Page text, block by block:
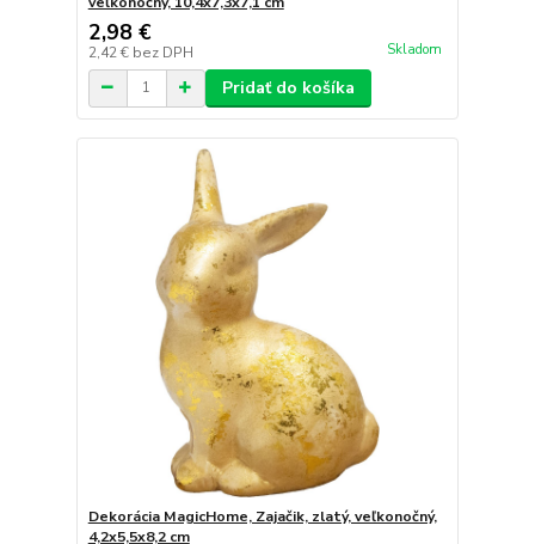
2,98 €
2,42 € bez DPH Skladom
Pridať do košíka
Dekorácia MagicHome, Zajačik, zlatý, veľkonočný,
4,2x5,5x8,2 cm